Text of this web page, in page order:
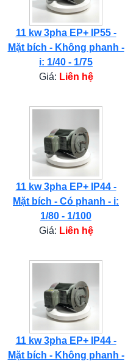
11 kw 3pha EP+ IP55 -
Mặt bích - Không phanh -
i: 1/40 - 1/75
Giá: Liên hệ
11 kw 3pha EP+ IP44 -
Mặt bích - Có phanh - i:
1/80 - 1/100
Giá: Liên hệ
11 kw 3pha EP+ IP44 -
Mặt bích - Không phanh -